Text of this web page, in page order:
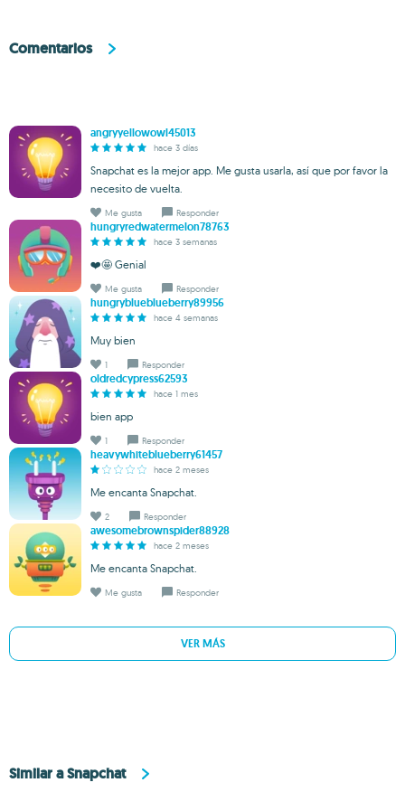
Comentarios
angryyellowowl45013
hace 3 días
Snapchat es la mejor app. Me gusta usarla, así que por favor la
necesito de vuelta.
Me gusta Responder
hungryredwatermelon78763
hace 3 semanas
❤️🤩 Genial
Me gusta Responder
hungryblueblueberry89956
hace 4 semanas
Muy bien
1 Responder
oldredcypress62593
hace 1 mes
bien app
1 Responder
heavywhiteblueberry61457
hace 2 meses
Me encanta Snapchat.
2 Responder
awesomebrownspider88928
hace 2 meses
Me encanta Snapchat.
Me gusta Responder
VER MÁS
Similar a Snapchat